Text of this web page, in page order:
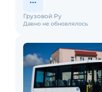
Давно не обновлялось
Грузовой Ру